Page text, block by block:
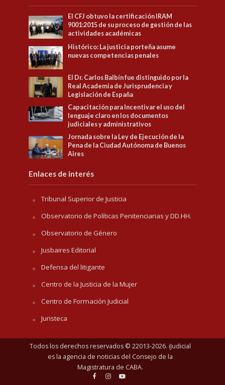
El CFJ obtuvo la certificación IRAM
9001:2015 de su proceso de gestión de las
actividades académicas
Histórico: La justicia porteña asume
nuevas competencias penales
El Dr. Carlos Balbín fue distinguido por la
Real Academia de Jurisprudencia y
Legislación de España
Capacitación para Incentivar el uso del
lenguaje claro en los documentos
judiciales y administrativos
Jornada sobre la Ley de Ejecución de la
Pena de la Ciudad Autónoma de Buenos
Aires
Enlaces de interés
Tribunal Superior de Justicia
Observatorio de Políticas Penitenciarias y DD.HH.
Observatorio de Género
Jusbaires Editorial
Defensa del litigante
Centro de la Justicia de la Mujer
Centro de Formación Judicial
Juristeca
Todos los derechos reservados © 22013-2026. iJudicial
es la agencia de noticias del Consejo de la
Magistratura de CABA.